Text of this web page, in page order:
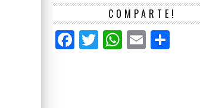
COMPARTE!
Facebook
TwitterWhatsApp
Email